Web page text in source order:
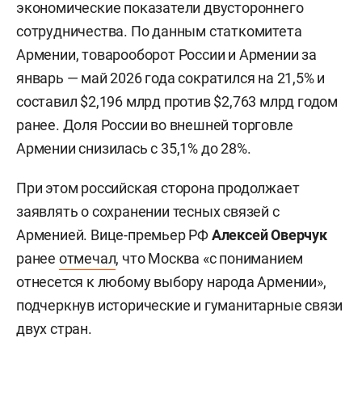
экономические показатели двустороннего
сотрудничества. По данным статкомитета
Армении, товарооборот России и Армении за
январь — май 2026 года сократился на 21,5% и
составил $2,196 млрд против $2,763 млрд годом
ранее. Доля России во внешней торговле
Армении снизилась с 35,1% до 28%.
При этом российская сторона продолжает
заявлять о сохранении тесных связей с
Арменией. Вице-премьер РФАлексей Оверчук
ранее отмечал, что Москва «с пониманием
отнесется к любому выбору народа Армении»,
подчеркнув исторические и гуманитарные связи
двух стран.